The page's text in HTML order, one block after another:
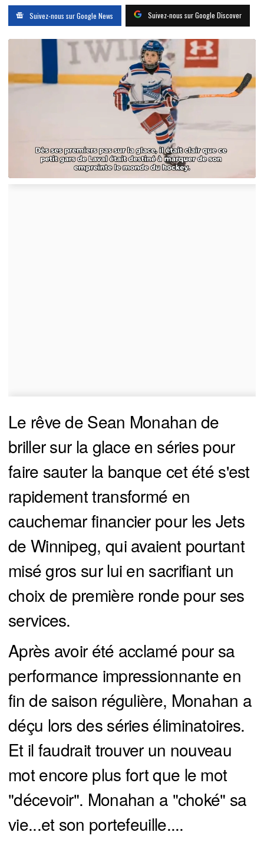
Suivez-nous sur Google News Suivez-nous sur Google Discover
Le rêve de Sean Monahan de
briller sur la glace en séries pour
faire sauter la banque cet été s'est
rapidement transformé en
cauchemar financier pour les Jets
de Winnipeg, qui avaient pourtant
misé gros sur lui en sacrifiant un
choix de première ronde pour ses
services.
Après avoir été acclamé pour sa
performance impressionnante en
fin de saison régulière, Monahan a
déçu lors des séries éliminatoires.
Et il faudrait trouver un nouveau
mot encore plus fort que le mot
"décevoir". Monahan a "choké" sa
vie...et son portefeuille....